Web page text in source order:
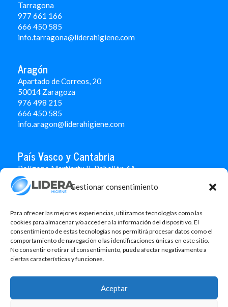
Gestionar consentimiento
Para ofrecer las mejores experiencias, utilizamos tecnologías como las
cookies para almacenar y/o acceder a la información del dispositivo. El
consentimiento de estas tecnologías nos permitirá procesar datos como el
comportamiento de navegación o las identificaciones únicas en este sitio.
No consentir o retirar el consentimiento, puede afectar negativamente a
ciertas características y funciones.
Aceptar
Tarragona
977 661 166
666 450 585
info.tarragona@liderahigiene.com
Aragón
Apartado de Correos, 20
50014 Zaragoza
976 498 215
666 450 585
info.aragon@liderahigiene.com
País Vasco y Cantabria
Polígono Martiartu II. Pabellón 4A
48480 Arrigorriaga
Bizkaia
666 451 184
info.paisvasco@liderahigiene.com
Linked In